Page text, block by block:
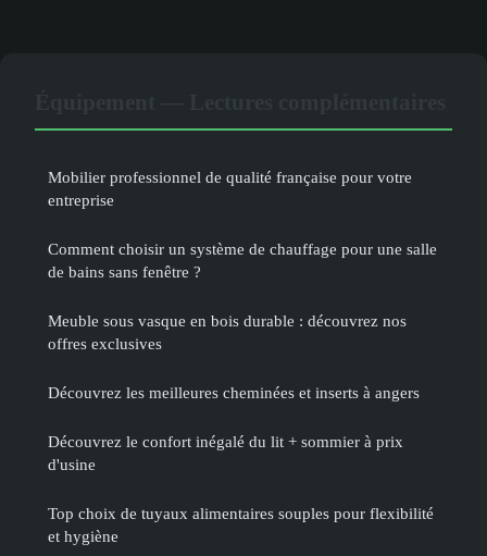
Mobilier professionnel de qualité française pour votre
entreprise
Comment choisir un système de chauffage pour une salle
de bains sans fenêtre ?
Meuble sous vasque en bois durable : découvrez nos
offres exclusives
Découvrez les meilleures cheminées et inserts à angers
Découvrez le confort inégalé du lit + sommier à prix
d'usine
Top choix de tuyaux alimentaires souples pour flexibilité
et hygiène